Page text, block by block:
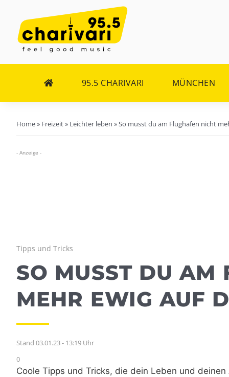
Inhalt
springen
95.5 CHARIVARI MÜNCHEN
Home» Freizeit» Leichter leben »So musst du am Flughafen nicht
- Anzeige -
Tipps und Tricks
SO MUSST DU AM
MEHR EWIG AUF
Stand 03.01.23 - 13:19 Uhr
0
Coole Tipps und Tricks, die dein Leben und